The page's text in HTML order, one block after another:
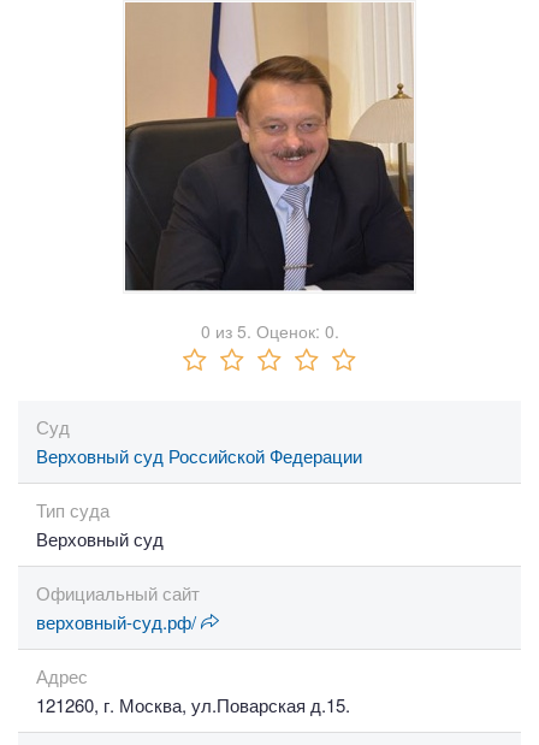
0 из 5. Оценок: 0.
Суд
Верховный суд Российской Федерации
Тип суда
Верховный суд
Официальный сайт
верховный-суд.рф/
Адрес
121260, г. Москва, ул.Поварская д.15.